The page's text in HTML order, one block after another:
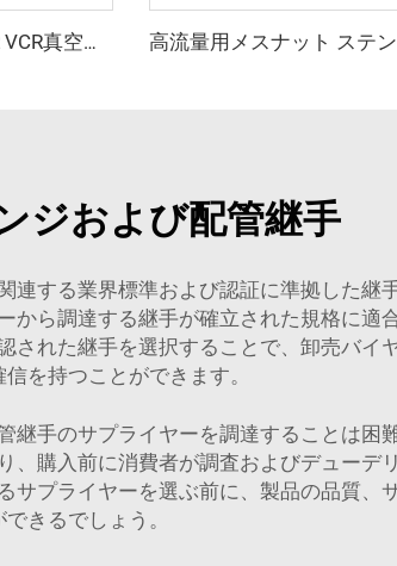
高純度メスナットステンレス鋼QCR VCR真空継手SS316Lメスナットリークテストポート付きBA/EP
ジおよび配管継手
する業界標準および認証に準拠した継
ら調達する継手が確立された規格に適
れた継手を選択することで、卸売バイ
を持つことができます。
手のサプライヤーを調達することは困
購入前に消費者が調査およびデューデ
プライヤーを選ぶ前に、製品の品質、
きるでしょう。